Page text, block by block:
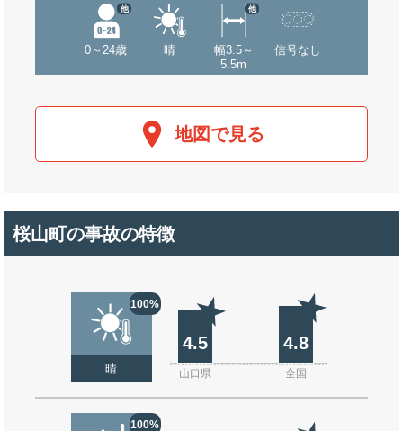
0～24歳
他
晴
幅3.5～
5.5m
他
信号なし
地図で見る
桜山町の事故の特徴
100%
晴
4.5 4.8
山口県 全国
100%